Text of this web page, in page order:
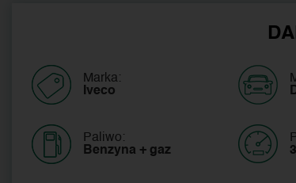
Marka:
Iveco
Paliwo:
Benzyna + gaz